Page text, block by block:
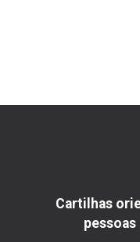
Cartilhas